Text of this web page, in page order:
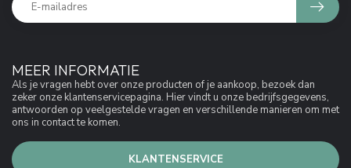
MEER INFORMATIE
Als je vragen hebt over onze producten of je aankoop, bezoek dan
zeker onze klantenservicepagina. Hier vindt u onze bedrijfsgegevens,
antwoorden op veelgestelde vragen en verschillende manieren om met
ons in contact te komen.
KLANTENSERVICE